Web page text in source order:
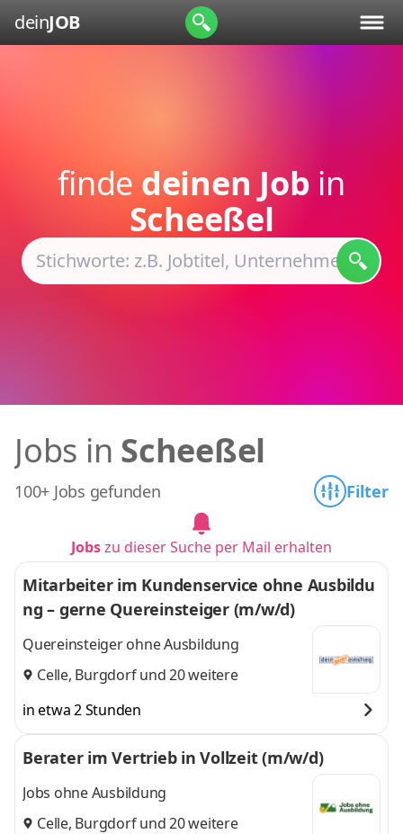
deinJOB
finde deinen Job in
Scheeßel
Jobs in Scheeßel
100+ Jobs gefunden Filter
Jobszu dieser Suche per Mail erhalten
Mitarbeiter im Kundenservice ohne Ausbildu
ng – gerne Quereinsteiger (m/w/d)
Quereinsteiger ohne Ausbildung
Celle, Burgdorfund 20 weitere
in etwa 2 Stunden
Berater im Vertrieb in Vollzeit (m/w/d)
Jobs ohne Ausbildung
Celle, Burgdorfund 20 weitere